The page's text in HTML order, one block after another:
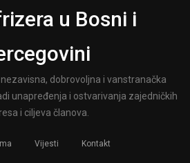
u Bosni i
dobrovoljna i vanstranačka
unapređenja i ostvarivanja zajedničkih
i ciljeva članova.
Vijesti Kontakt